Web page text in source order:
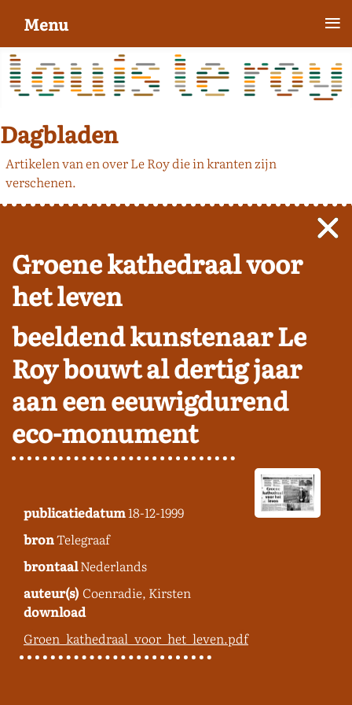
Dagbladen
Artikelen van en over Le Roy die in kranten zijn
verschenen.
Groene kathedraal voor
het leven
beeldend kunstenaar Le
Roy bouwt al dertig jaar
aan een eeuwigdurend
eco-monument
publicatiedatum18-12-1999
bronTelegraaf
brontaalNederlands
auteur(s) Coenradie, Kirsten
download
Groen_kathedraal_voor_het_leven.pdf
Menu ≡